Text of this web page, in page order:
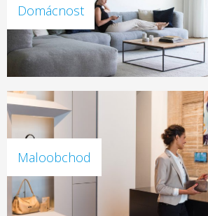
Domácnost
Maloobchod